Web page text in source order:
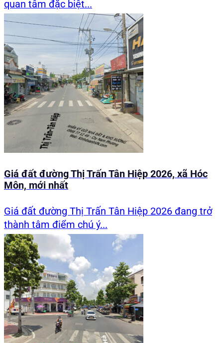
quan tâm đặc biệt...
Giá đất đường Thị Trấn Tân Hiệp 2026, xã Hóc
Môn, mới nhất
Giá đất đường Thị Trấn Tân Hiệp 2026 đang trở
thành tâm điểm chú ý...